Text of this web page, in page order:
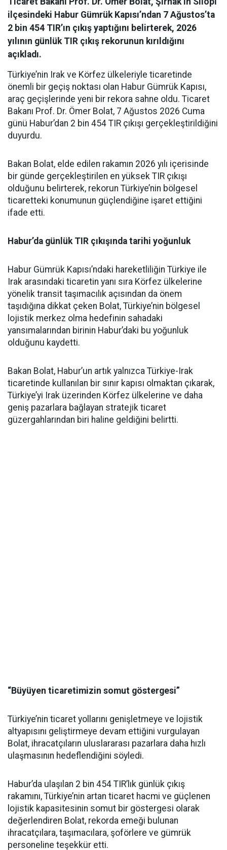
ilçesindeki Habur Gümrük Kapısı’ndan 7 Ağustos’ta
2 bin 454 TIR’ın çıkış yaptığını belirterek, 2026
yılının günlük TIR çıkış rekorunun kırıldığını
açıkladı.
Türkiye’nin Irak ve Körfez ülkeleriyle ticaretinde
önemli bir geçiş noktası olan Habur Gümrük Kapısı,
araç geçişlerinde yeni bir rekora sahne oldu. Ticaret
Bakanı Prof. Dr. Ömer Bolat, 7 Ağustos 2026 Cuma
günü Habur’dan 2 bin 454 TIR çıkışı gerçekleştirildiğini
duyurdu.
Bakan Bolat, elde edilen rakamın 2026 yılı içerisinde
bir günde gerçekleştirilen en yüksek TIR çıkışı
olduğunu belirterek, rekorun Türkiye’nin bölgesel
ticaretteki konumunun güçlendiğine işaret ettiğini
ifade etti.
Habur’da günlük TIR çıkışında tarihi yoğunluk
Habur Gümrük Kapısı’ndaki hareketliliğin Türkiye ile
Irak arasındaki ticaretin yanı sıra Körfez ülkelerine
yönelik transit taşımacılık açısından da önem
taşıdığına dikkat çeken Bolat, Türkiye’nin bölgesel
lojistik merkez olma hedefinin sahadaki
yansımalarından birinin Habur’daki bu yoğunluk
olduğunu kaydetti.
Bakan Bolat, Habur’un artık yalnızca Türkiye-Irak
ticaretinde kullanılan bir sınır kapısı olmaktan çıkarak,
Türkiye’yi Irak üzerinden Körfez ülkelerine ve daha
geniş pazarlara bağlayan stratejik ticaret
güzergahlarından biri haline geldiğini belirtti.
“Büyüyen ticaretimizin somut göstergesi”
Türkiye’nin ticaret yollarını genişletmeye ve lojistik
altyapısını geliştirmeye devam ettiğini vurgulayan
Bolat, ihracatçıların uluslararası pazarlara daha hızlı
ulaşmasının hedeflendiğini söyledi.
Habur’da ulaşılan 2 bin 454 TIR’lık günlük çıkış
rakamını, Türkiye’nin artan ticaret hacmi ve güçlenen
lojistik kapasitesinin somut bir göstergesi olarak
değerlendiren Bolat, rekorda emeği bulunan
ihracatçılara, taşımacılara, şoförlere ve gümrük
personeline teşekkür etti.